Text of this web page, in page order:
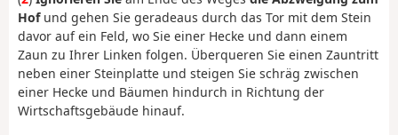
Hofund gehen Sie geradeaus durch das Tor mit dem Stein
davor auf ein Feld, wo Sie einer Hecke und dann einem
Zaun zu Ihrer Linken folgen. Überqueren Sie einen Zauntritt
neben einer Steinplatte und steigen Sie schräg zwischen
einer Hecke und Bäumen hindurch in Richtung der
Wirtschaftsgebäude hinauf.